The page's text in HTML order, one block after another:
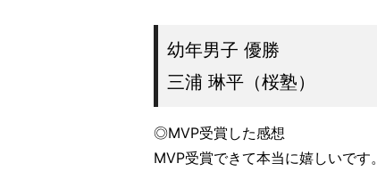
幼年男子 優勝
三浦 琳平（桜塾）
◎MVP受賞した感想
MVP受賞できて本当に嬉しいです。